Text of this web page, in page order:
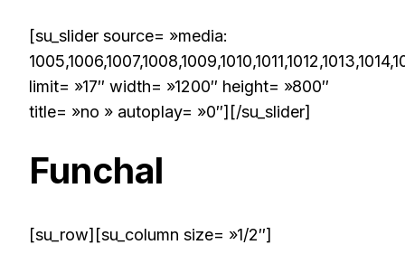
[su_slider source= »media:
limit= »17″ width= »1200″ height= »800″
title= »no » autoplay= »0″][/su_slider]
Funchal
[su_row][su_column size= »1/2″]